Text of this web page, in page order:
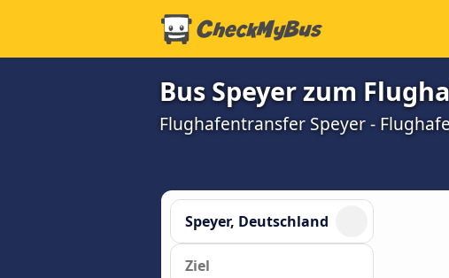
Bus Speyer zum
Flughafentransfer Speyer -